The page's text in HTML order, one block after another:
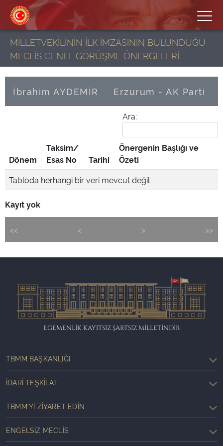
MİLLETVEKİLİNİN İLK İMZASININ BULUNDUĞU
MECLİS GENEL GÖRÜŞME ÖNERGELERİ
İbrahim AYDEMİR Erzurum - AK Parti
Ara:
Dönem
Taksim/
Esas No
Tarihi
Önergenin Başlığı ve
Özeti
Tabloda herhangi bir veri mevcut değil
Kayıt yok
<< < > >>
EGEMENLİK KAYITSIZ ŞARTSIZ MİLLETİNDİR
TBMM BAŞKANLIĞI
İDARI TEŞKILAT
TBMM'YI ZIYARET EDIN
ENGELSIZ MECLIS